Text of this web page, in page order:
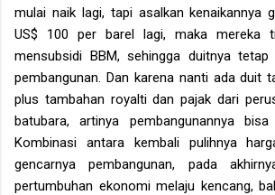
mulai naik lagi, tapi asalkan kenaikannya
US$ 100 per barel lagi, maka mereka
mensubsidi BBM, sehingga duitnya
pembangunan. Dan karena nanti ada duit
plus tambahan royalti dan pajak dari
batubara, artinya pembangunannya
Kombinasi antara kembali pulihnya
gencarnya pembangunan, pada
pertumbuhan ekonomi melaju kencang,